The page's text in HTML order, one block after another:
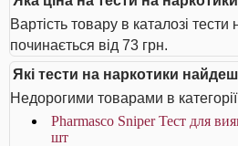
Вартість товару в каталозі тести
починається від 73 грн.
Які тести на наркотики
Недорогими товарами в
Pharmasco Sniper Тест для
шт